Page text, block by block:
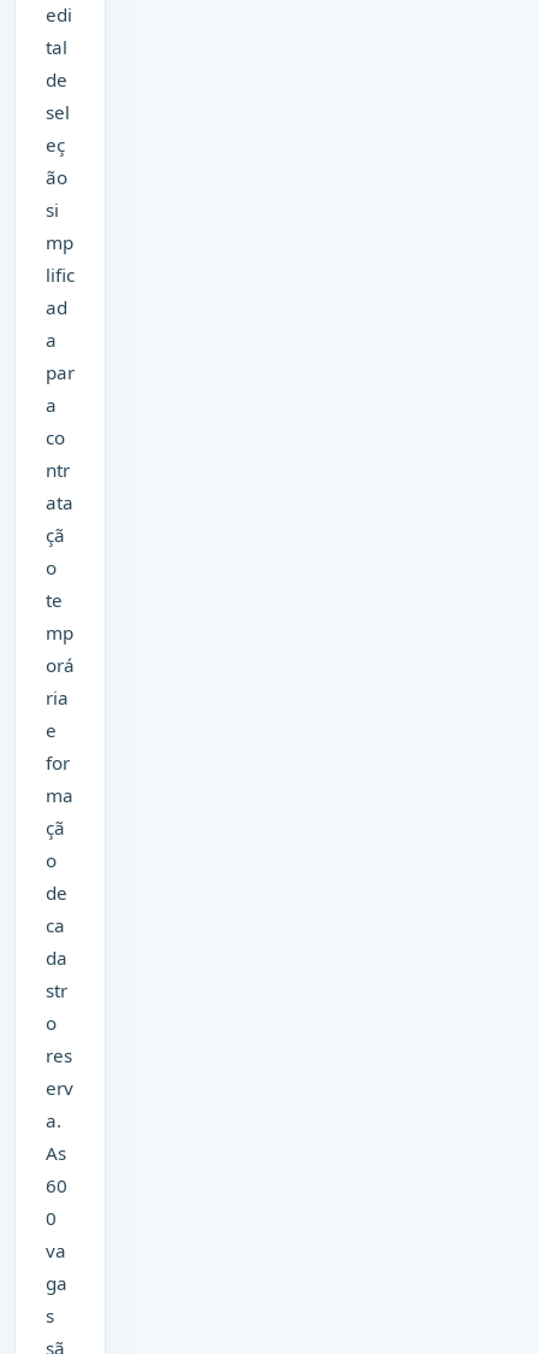
edi
tal
de
sel
eç
ão
si
mp
lific
ad
a
par
a
co
ntr
ata
çã
o
te
mp
orá
ria
e
for
ma
çã
o
de
ca
da
str
o
res
erv
a.
As
60
0
va
ga
s
sã